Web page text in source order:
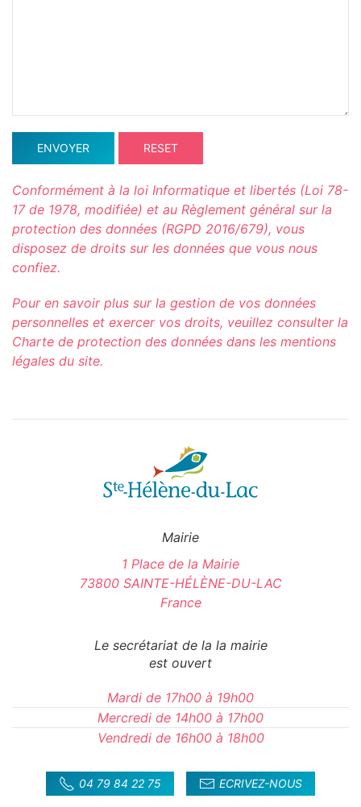
ENVOYER RESET
Conformément à la loi Informatique et libertés (Loi 78-
17 de 1978, modifiée) et au Règlement général sur la
protection des données (RGPD 2016/679), vous
disposez de droits sur les données que vous nous
confiez.
Pour en savoir plus sur la gestion de vos données
personnelles et exercer vos droits, veuillez consulter la
Charte de protection des données dans les mentions
légales du site.
Mairie
1 Place de la Mairie
73800 SAINTE-HÉLÈNE-DU-LAC
France
Le secrétariat de la la mairie
est ouvert
Mardi de 17h00 à 19h00
Mercredi de 14h00 à 17h00
Vendredi de 16h00 à 18h00
04 79 84 22 75 ECRIVEZ-NOUS